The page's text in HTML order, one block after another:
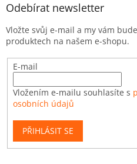
Odebírat newsletter
Vložte svůj e-mail a my vám
produktech na našem e-shopu.
E-mail
Vložením e-mailu souhlasíte s
osobních údajů
PŘIHLÁSIT SE